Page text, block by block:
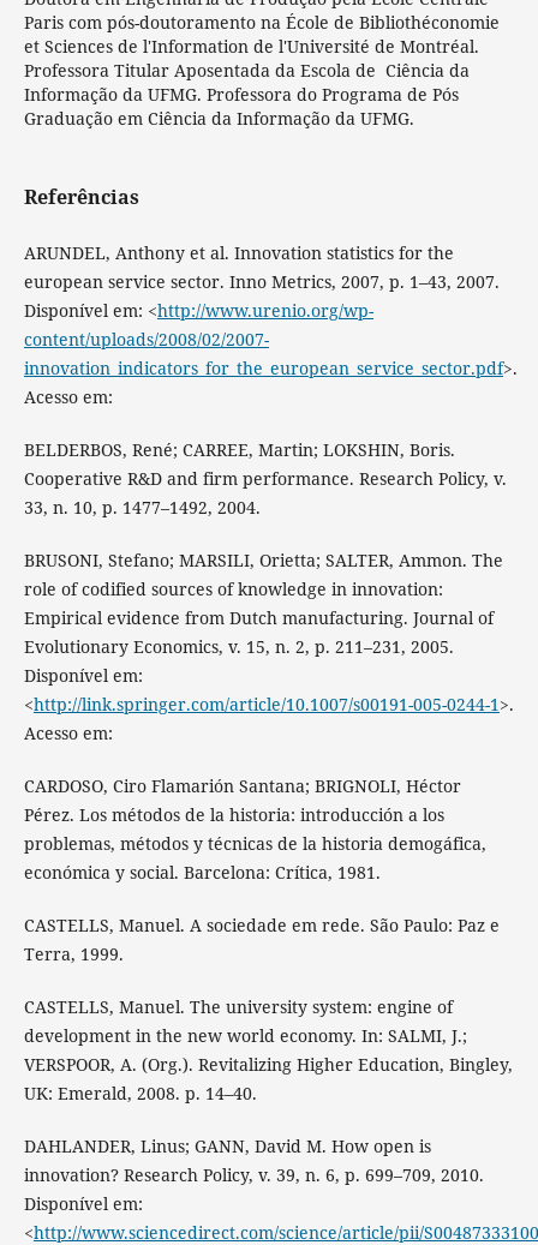
Paris com pós-doutoramento na École de Bibliothéconomie
et Sciences de l'Information de l'Université de Montréal.
Professora Titular Aposentada da Escola de Ciência da
Informação da UFMG. Professora do Programa de Pós
Graduação em Ciência da Informação da UFMG.
Referências
ARUNDEL, Anthony et al. Innovation statistics for the
european service sector. Inno Metrics, 2007, p. 1–43, 2007.
Disponível em: <http://www.urenio.org/wp-
content/uploads/2008/02/2007-
innovation_indicators_for_the_european_service_sector.pdf>.
Acesso em:
BELDERBOS, René; CARREE, Martin; LOKSHIN, Boris.
Cooperative R&D and firm performance. Research Policy, v.
33, n. 10, p. 1477–1492, 2004.
BRUSONI, Stefano; MARSILI, Orietta; SALTER, Ammon. The
role of codified sources of knowledge in innovation:
Empirical evidence from Dutch manufacturing. Journal of
Evolutionary Economics, v. 15, n. 2, p. 211–231, 2005.
Disponível em:
<http://link.springer.com/article/10.1007/s00191-005-0244-1>.
Acesso em:
CARDOSO, Ciro Flamarión Santana; BRIGNOLI, Héctor
Pérez. Los métodos de la historia: introducción a los
problemas, métodos y técnicas de la historia demogáfica,
económica y social. Barcelona: Crítica, 1981.
CASTELLS, Manuel. A sociedade em rede. São Paulo: Paz e
Terra, 1999.
CASTELLS, Manuel. The university system: engine of
development in the new world economy. In: SALMI, J.;
VERSPOOR, A. (Org.). Revitalizing Higher Education, Bingley,
UK: Emerald, 2008. p. 14–40.
DAHLANDER, Linus; GANN, David M. How open is
innovation? Research Policy, v. 39, n. 6, p. 699–709, 2010.
Disponível em:
<http://www.sciencedirect.com/science/article/pii/